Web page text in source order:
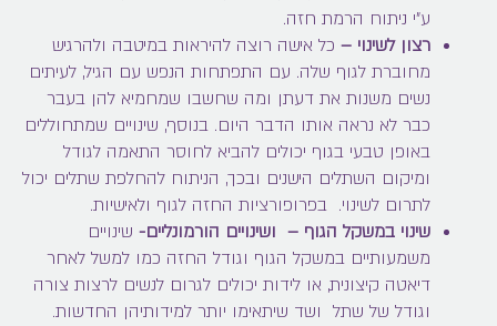
ע"י ניתוח הרמת חזה.
רצון לשינוי – כל אישה רוצה להיראות במיטבה ולהרגיש
מחוברת לגוף שלה. עם התפתחות הנפש עם הגיל, לעיתים
נשים משנות את דעתן ומה שחשבו שמחמיא להן בעבר
כבר לא נראה אותו הדבר היום. בנוסף, שינויים שמתחוללים
באופן טבעי בגוף יכולים להביא לחוסר התאמה לגודל
ומיקום השתלים הישנים ובכך, הניתוח להחלפת שתלים יכול
לתרום לשינוי. בפרופורציות החזה לגוף ולאישיות.
שינוי במשקל הגוף – ושינויים הורמונליים- שינויים
משמעותיים במשקל הגוף וגודל החזה כמו למשל לאחר
דיאטה קיצונית, או לידות יכולים לגרום לנשים לרצות צורה
וגודל של שתל ושד שיתאימו יותר למידותיהן החדשות.